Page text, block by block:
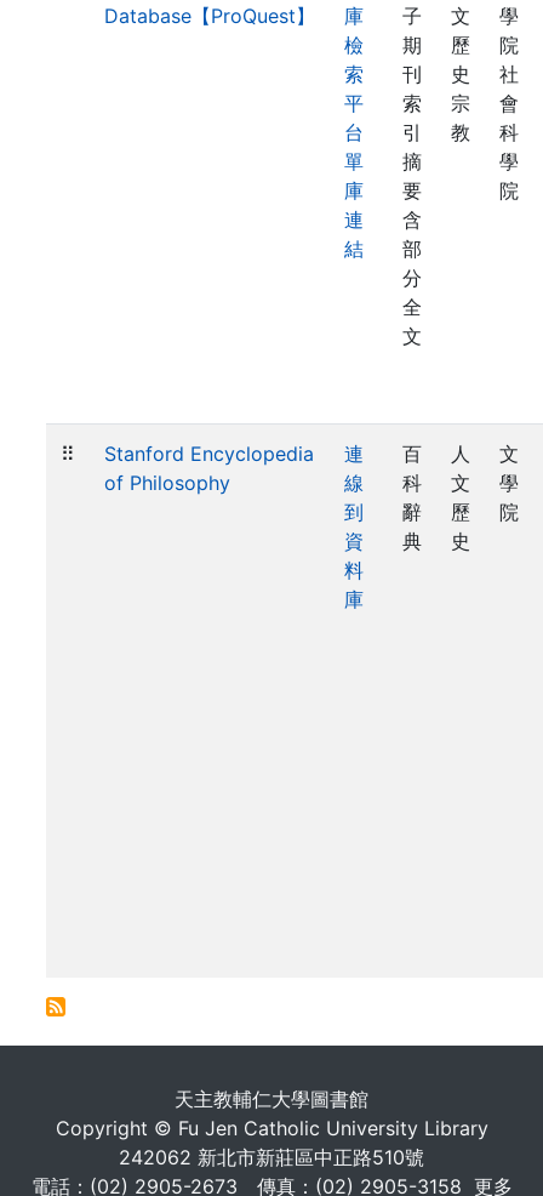
Database【ProQuest】
庫
檢
索
平
台
單
庫
連
結
子
期
刊
索
引
摘
要
含
部
分
全
文
文
歷
史
宗
教
學
院
社
會
科
學
院
⠿
Stanford Encyclopedia
of Philosophy
連
線
到
資
料
庫
百
科
辭
典
人
文
歷
史
文
學
院
天主教輔仁大學圖書館
Copyright © Fu Jen Catholic University Library
242062 新北市新莊區中正路510號
電話：(02) 2905-2673 傳真：(02) 2905-3158 更多